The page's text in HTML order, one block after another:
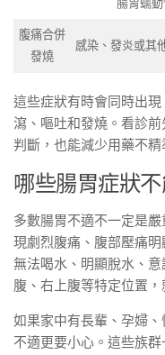
腸胃蠕動
腹痛合併
發燒
感染、發炎或其
這些症狀有時會同時出
瀉、嘔吐和發燒。看診
判斷，也能減少用藥不精
哪些腸胃症狀不
多數腸胃不適不一定是
現劇烈腹痛、腹部壓痛
無法喝水、明顯脫水、
腹、右上腹等特定位置
如果家中有長輩、孕婦
不適更要小心。這些族